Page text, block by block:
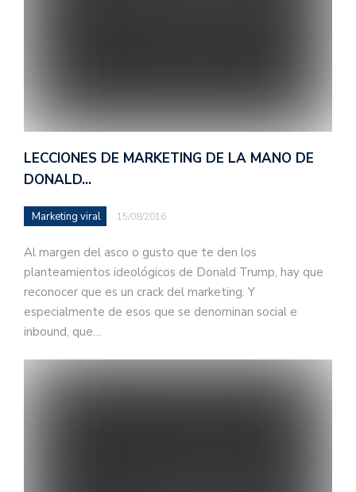
LECCIONES DE MARKETING DE LA MANO DE
DONALD…
Marketing viral 15/08/2016
Al margen del asco o gusto que te den los
planteamientos ideológicos de Donald Trump, hay que
reconocer que es un crack del marketing. Y
especialmente de esos que se denominan social e
inbound, que…